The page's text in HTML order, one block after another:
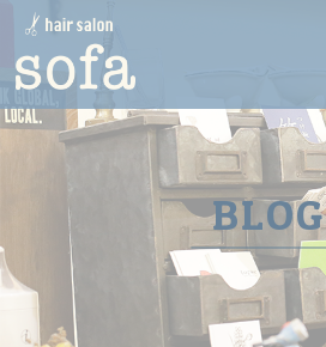
HOME
SALON サロン
コンセプト
PRODUCT プロダクト
STYLE
STAFF スタッフ
BLOG